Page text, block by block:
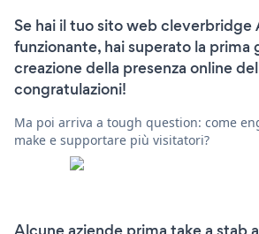
Se hai il tuo sito web cleverbridge
funzionante, hai superato la prima
creazione della presenza online
congratulazioni!
Ma poi arriva a tough question: come
make e supportare più visitatori?